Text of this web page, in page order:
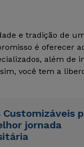
e tradição de
é oferecer
além de
você tem a
Customizáveis
jornada
ou
ou